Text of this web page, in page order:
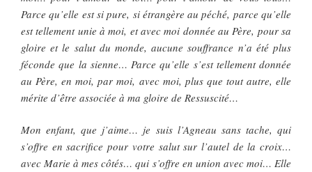
Parce qu’elle est si pure, si étrangère au péché, parce qu’elle
est tellement unie à moi, et avec moi donnée au Père, pour sa
gloire et le salut du monde, aucune souffrance n’a été plus
féconde que la sienne… Parce qu’elle s’est tellement donnée
au Père, en moi, par moi, avec moi, plus que tout autre, elle
mérite d’être associée à ma gloire de Ressuscité…
Mon enfant, que j’aime… je suis l’Agneau sans tache, qui
s’offre en sacrifice pour votre salut sur l’autel de la croix…
avec Marie à mes côtés… qui s’offre en union avec moi… Elle